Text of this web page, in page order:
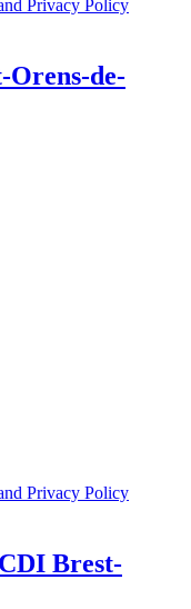
Privacy Policy
Orens-de-
Privacy Policy
Brest-